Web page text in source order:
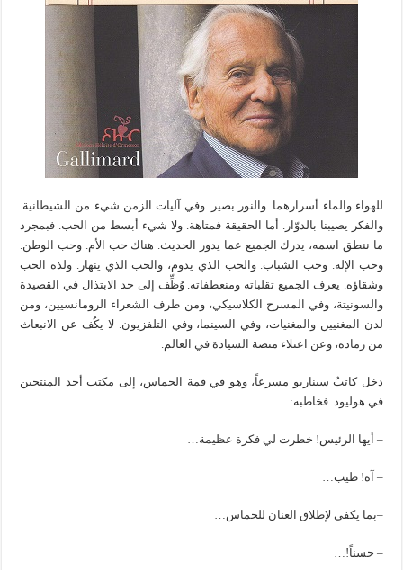
للهواء والماء أسرارهما. والنور بصير. وفي آليات الزمن شيء من الشيطانية.
والفكر يصيبنا بالدوّار. أما الحقيقة فمتاهة. ولا شيء أبسط من الحب. فبمجرد
ما ننطق اسمه، يدرك الجميع عما يدور الحديث. هناك حب الأم. وحب الوطن.
وحب الإله. وحب الشباب. والحب الذي يدوم، والحب الذي ينهار. ولذة الحب
وشقاؤه. يعرف الجميع تقلباته ومنعطفاته. وُظِّف إلى حد الابتذال في القصيدة
والسونيتة، وفي المسرح الكلاسيكي، ومن طرف الشعراء الرومانسيين، ومن
لدن المغنيين والمغنيات، وفي السينما، وفي التلفزيون. لا يكُف عن الانبعاث
من رماده، وعن اعتلاء منصة السيادة في العالم.
دخل كاتبُ سيناريو مسرعاً، وهو في قمة الحماس، إلى مكتب أحد المنتجين
في هوليود. فخاطبه:
– أيها الرئيس! خطرت لي فكرة عظيمة…
– آه! طيب…
–بما يكفي لإطلاق العنان للحماس…
– حسناً!…